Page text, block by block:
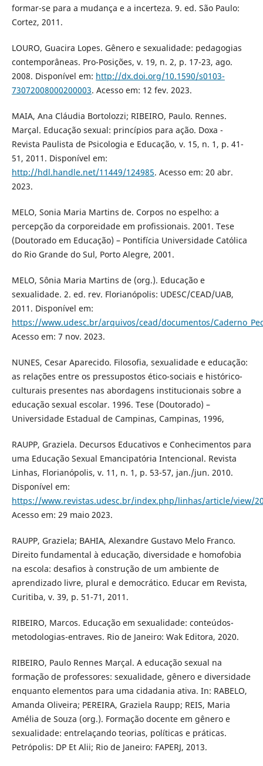
formar-se para a mudança e a incerteza. 9. ed. São Paulo:
Cortez, 2011.
LOURO, Guacira Lopes. Gênero e sexualidade: pedagogias
contemporâneas. Pro-Posições, v. 19, n. 2, p. 17-23, ago.
2008. Disponível em: http://dx.doi.org/10.1590/s0103-
73072008000200003. Acesso em: 12 fev. 2023.
MAIA, Ana Cláudia Bortolozzi; RIBEIRO, Paulo. Rennes.
Marçal. Educação sexual: princípios para ação. Doxa -
Revista Paulista de Psicologia e Educação, v. 15, n. 1, p. 41-
51, 2011. Disponível em:
http://hdl.handle.net/11449/124985. Acesso em: 20 abr.
2023.
MELO, Sonia Maria Martins de. Corpos no espelho: a
percepção da corporeidade em profissionais. 2001. Tese
(Doutorado em Educação) – Pontifícia Universidade Católica
do Rio Grande do Sul, Porto Alegre, 2001.
MELO, Sônia Maria Martins de (org.). Educação e
sexualidade. 2. ed. rev. Florianópolis: UDESC/CEAD/UAB,
2011. Disponível em:
https://www.udesc.br/arquivos/cead/documentos/
Acesso em: 7 nov. 2023.
NUNES, Cesar Aparecido. Filosofia, sexualidade e educação:
as relações entre os pressupostos ético-sociais e histórico-
culturais presentes nas abordagens institucionais sobre a
educação sexual escolar. 1996. Tese (Doutorado) –
Universidade Estadual de Campinas, Campinas, 1996,
RAUPP, Graziela. Decursos Educativos e Conhecimentos para
uma Educação Sexual Emancipatória Intencional. Revista
Linhas, Florianópolis, v. 11, n. 1, p. 53-57, jan./jun. 2010.
Disponível em:
https://www.revistas.udesc.br/index.php/linhas/article/view/
Acesso em: 29 maio 2023.
RAUPP, Graziela; BAHIA, Alexandre Gustavo Melo Franco.
Direito fundamental à educação, diversidade e homofobia
na escola: desafios à construção de um ambiente de
aprendizado livre, plural e democrático. Educar em Revista,
Curitiba, v. 39, p. 51-71, 2011.
RIBEIRO, Marcos. Educação em sexualidade: conteúdos-
metodologias-entraves. Rio de Janeiro: Wak Editora, 2020.
RIBEIRO, Paulo Rennes Marçal. A educação sexual na
formação de professores: sexualidade, gênero e diversidade
enquanto elementos para uma cidadania ativa. In: RABELO,
Amanda Oliveira; PEREIRA, Graziela Raupp; REIS, Maria
Amélia de Souza (org.). Formação docente em gênero e
sexualidade: entrelaçando teorias, políticas e práticas.
Petrópolis: DP Et Alii; Rio de Janeiro: FAPERJ, 2013.